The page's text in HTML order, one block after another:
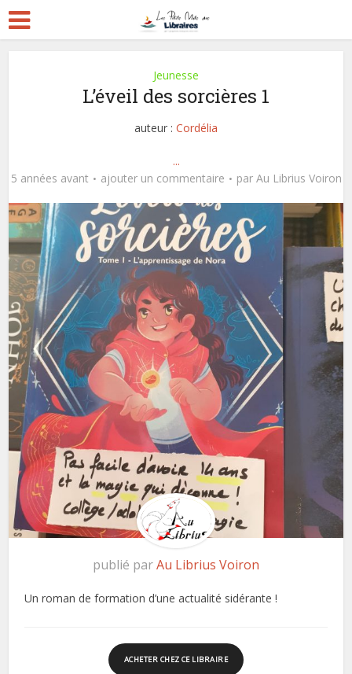
Jeunesse
L’éveil des sorcières 1
auteur : Cordélia
...
5 années avant
ajouter un commentaire par Au Librius Voiron
publié parAu Librius Voiron
Un roman de formation d’une actualité sidérante !
ACHETER CHEZ CE LIBRAIRE